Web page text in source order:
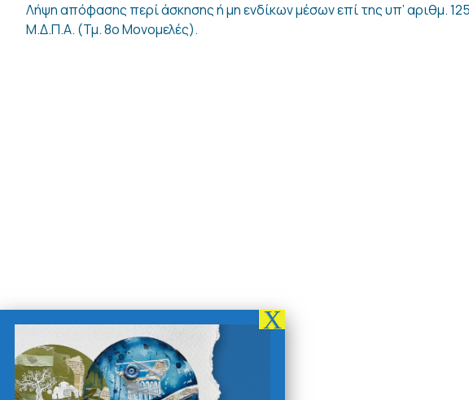
Λήψη απόφασης περί άσκησης ή μη ενδίκων μέσων επί της υπ’ αριθμ.
Μ.Δ.Π.Α. (Τμ. 8ο Μονομελές).